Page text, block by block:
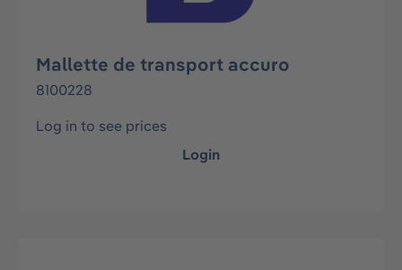
Mallette de transport accuro
8100228
Log in to see prices
Login